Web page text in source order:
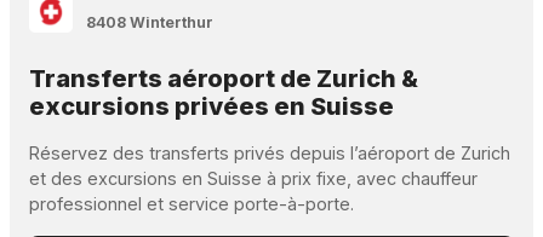
8408 Winterthur
Transferts aéroport de Zurich &
excursions privées en Suisse
Réservez des transferts privés depuis l’aéroport de Zurich
et des excursions en Suisse à prix fixe, avec chauffeur
professionnel et service porte-à-porte.